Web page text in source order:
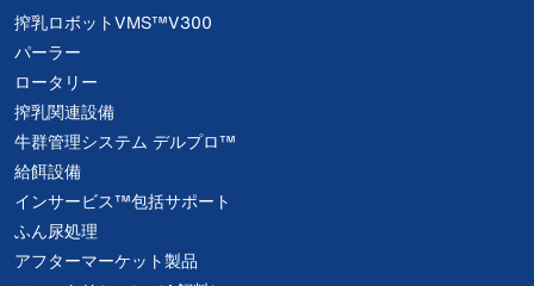
搾乳ロボットVMS™V300
パーラー
ロータリー
搾乳関連設備
牛群管理システム デルプロ™
給餌設備
インサービス™包括サポート
ふん尿処理
アフターマーケット製品